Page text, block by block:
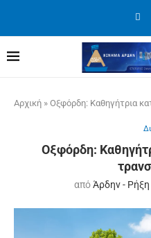
Αρχική » Οξφόρδη: Kαθηγήτρια
Οξφόρδη:
απόΆρδην - Ρήξη